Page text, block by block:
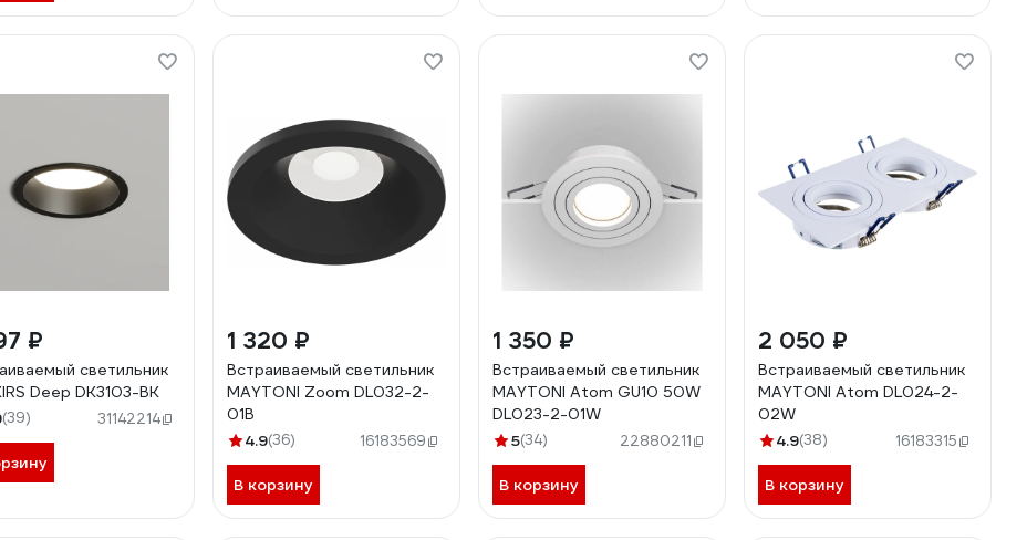
₽
светильник
Deep DK3103-BK
(39) 31142214
1 320 ₽
Встраиваемый светильник
MAYTONI Zoom DL032-2-
01B
4.9(36) 16183569
В корзину
1 350 ₽
Встраиваемый светильник
MAYTONI Atom GU10 50W
DL023-2-01W
5(34) 22880211
В корзину
2 050 ₽
Встраиваемый светильник
MAYTONI Atom DL024-2-
02W
4.9(38) 16183315
В корзину